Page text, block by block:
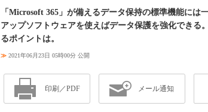
「Microsoft 365」が備えるデータ保持の標準機能に
アップソフトウェアを使えばデータ保護を強化できる
るポイントは。
≫ 2021年06月23日 05時00分 公開
印刷／PDF メール通知